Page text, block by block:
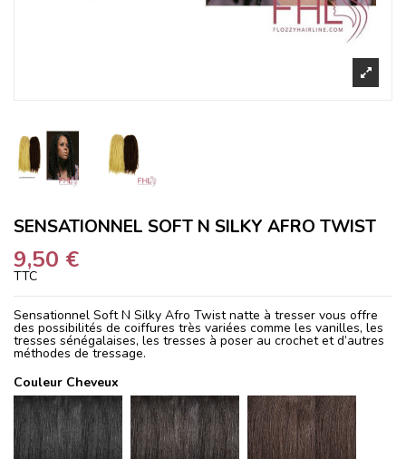
SENSATIONNEL SOFT N SILKY AFRO TWIST
9,50 €
TTC
Sensationnel Soft N Silky Afro Twist natte à tresser vous offre
des possibilités de coiffures très variées comme les vanilles, les
tresses sénégalaises, les tresses à poser au crochet et d’autres
méthodes de tressage.
Couleur Cheveux
1
1B 2